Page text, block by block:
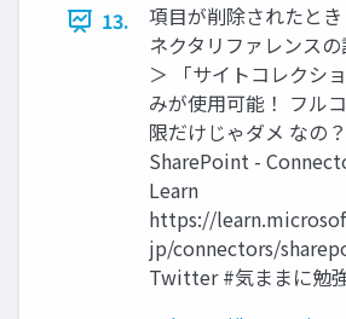
13.
項目が削除されたと
ネクタリファレンス
＞ 「サイトコレクシ
みが使用可能！ フル
限だけじゃダメ なの
SharePoint -
Learn
https://
jp/connectors/
Twitter #気ままに勉